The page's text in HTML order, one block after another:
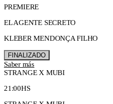
PREMIERE
EL AGENTE SECRETO
KLEBER MENDONÇA FILHO
FINALIZADO
Saber más
STRANGE X MUBI
21:00HS